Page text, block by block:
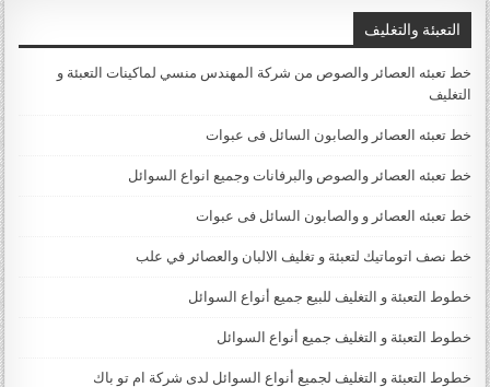
التعبئة والتغليف
خط تعبئه العصائر والصوص من شركة المهندس منسي لماكينات التعبئة و
التغليف
خط تعبئه العصائر والصابون السائل فى عبوات
خط تعبئه العصائر والصوص والبرفانات وجميع انواع السوائل
خط تعبئه العصائر و والصابون السائل فى عبوات
خط نصف اتوماتيك لتعبئة و تغليف الالبان والعصائر في علب
خطوط التعبئة و التغليف للبيع جميع أنواع السوائل
خطوط التعبئة و التغليف جميع أنواع السوائل
خطوط التعبئة و التغليف لجميع أنواع السوائل لدى شركة ام تو باك